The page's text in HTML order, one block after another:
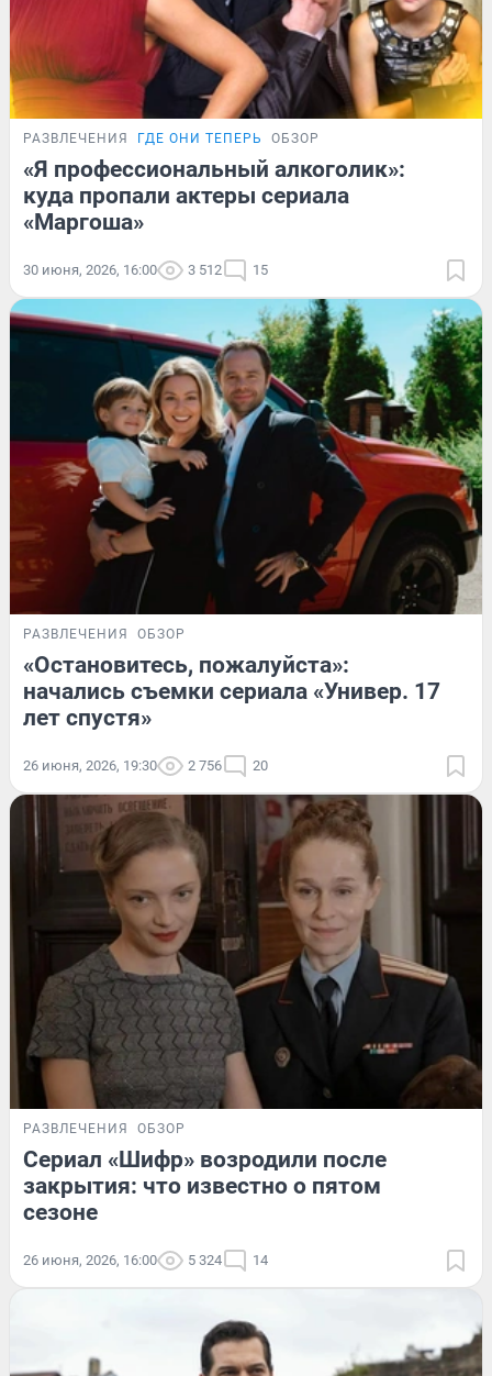
РАЗВЛЕЧЕНИЯ ГДЕ ОНИ ТЕПЕРЬ ОБЗОР
«Я профессиональный алкоголик»:
куда пропали актеры сериала
«Маргоша»
30 июня, 2026, 16:00 3 512 15
РАЗВЛЕЧЕНИЯ ОБЗОР
«Остановитесь, пожалуйста»:
начались съемки сериала «Универ. 17
лет спустя»
26 июня, 2026, 19:30 2 756 20
РАЗВЛЕЧЕНИЯ ОБЗОР
Сериал «Шифр» возродили после
закрытия: что известно о пятом
сезоне
26 июня, 2026, 16:00 5 324 14